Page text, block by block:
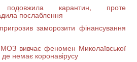
подовжила карантин, проте
послаблення
заморозити фінансування
вивчає феномен Миколаївської
де немає коронавірусу